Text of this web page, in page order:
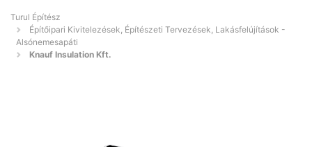
Turul Építész
Építőipari Kivitelezések, Építészeti Tervezések, Lakásfelújítások -
Alsónemesapáti
Knauf Insulation Kft.